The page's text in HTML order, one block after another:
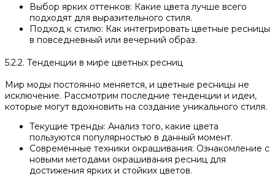
Выбор ярких оттенков: Какие цвета лучше всего
подходят для выразительного стиля.
Подход к стилю: Как интегрировать цветные ресницы
в повседневный или вечерний образ.
5.2.2. Тенденции в мире цветных ресниц
Мир моды постоянно меняется, и цветные ресницы не
исключение. Рассмотрим последние тенденции и идеи,
которые могут вдохновить на создание уникального стиля.
Текущие тренды: Анализ того, какие цвета
пользуются популярностью в данный момент.
Современные техники окрашивания: Ознакомление с
новыми методами окрашивания ресниц для
достижения ярких и стойких цветов.